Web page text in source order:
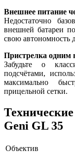
Внешнее питание
Недостаточно
внешней батареи
свою автономность
Пристрелка одним
Забудьте о
подсчётами,
максимально
прицельной сетки.
Geni GL 35
Объектив